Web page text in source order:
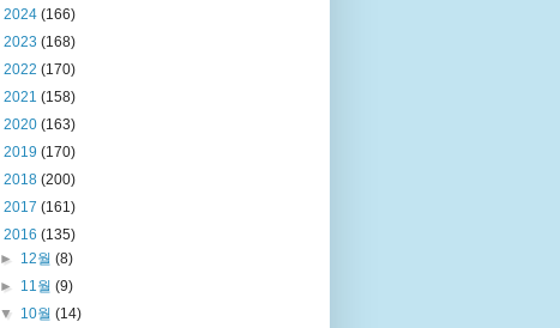
2024 (166)
2023 (168)
2022 (170)
2021 (158)
2020 (163)
2019 (170)
2018 (200)
2017 (161)
2016 (135)
► 12월(8)
► 11월(9)
▼ 10월(14)